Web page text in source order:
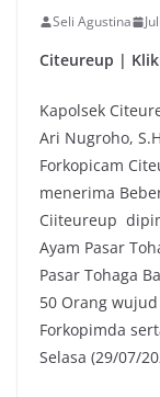
Seli Agustina
Citeureup |
Kapolsek
Ari Nugroho,
Forkopicam
menerima
Ciiteureup
Ayam Pasar
Pasar Tohaga
50 Orang
Forkopimda
Selasa (29/07/